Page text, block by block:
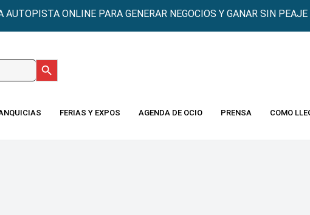
AUTOPISTA ONLINE PARA GENERAR NEGOCIOS Y GANAR SIN PEAJE
Botón de búsqueda
FERIAS Y EXPOS AGENDA DE OCIO PRENSA COMO